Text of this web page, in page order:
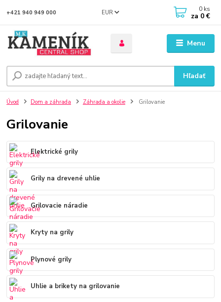
Menu
EUR
Hľadať
+421 940 949 000 0 ks
za 0 €
Úvod Dom a záhrada Záhrada a okolie Grilovanie
Grilovanie
Elektrické grily
Grily na drevené uhlie
Grilovacie náradie
Kryty na grily
Plynové grily
Uhlie a brikety na grilovanie